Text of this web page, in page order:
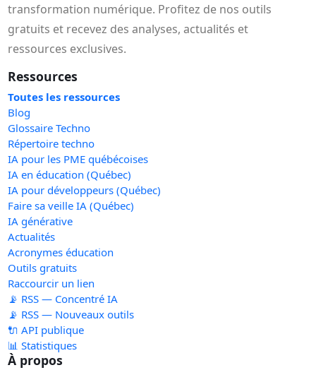
transformation numérique. Profitez de nos outils
gratuits et recevez des analyses, actualités et
ressources exclusives.
Ressources
Toutes les ressources
Blog
Glossaire Techno
Répertoire techno
IA pour les PME québécoises
IA en éducation (Québec)
IA pour développeurs (Québec)
Faire sa veille IA (Québec)
IA générative
Actualités
Acronymes éducation
Outils gratuits
Raccourcir un lien
📡 RSS — Concentré IA
📡 RSS — Nouveaux outils
🔌 API publique
📊 Statistiques
À propos